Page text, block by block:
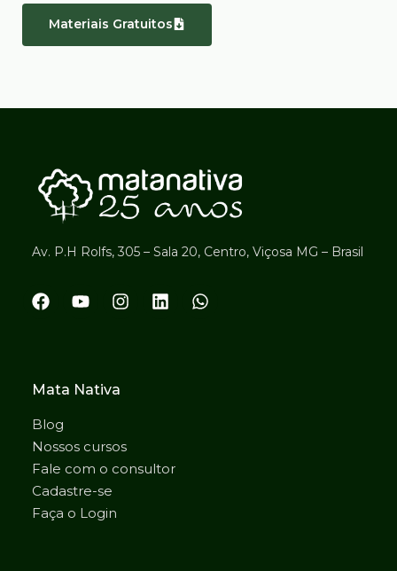
Materiais Gratuitos
Av. P.H Rolfs, 305 – Sala 20, Centro, Viçosa MG – Brasil
Mata Nativa
Blog
Nossos cursos
Fale com o consultor
Cadastre-se
Faça o Login